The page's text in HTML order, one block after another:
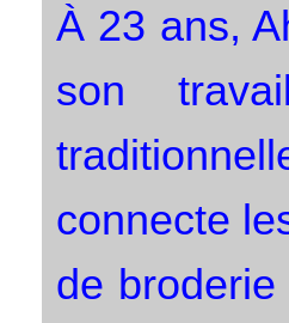
À 23 ans,
son
connecte
de broderie